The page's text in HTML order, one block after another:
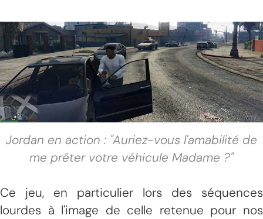
Jordan en action : "Auriez-vous l'amabilité de
me prêter votre véhicule Madame ?"
Ce jeu, en particulier lors des séquences
lourdes à l'image de celle retenue pour nos